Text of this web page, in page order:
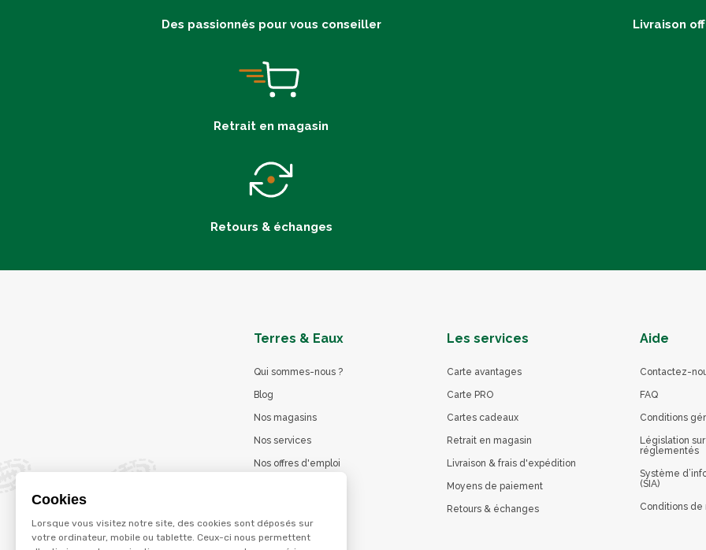
Cookies
Lorsque vous visitez notre site, des cookies sont déposés sur
votre ordinateur, mobile ou tablette. Ceux-ci nous permettent
Des passionnés pour vous conseiller Livraison
Retrait en magasin
Retours & échanges
Terres & Eaux
Qui sommes-nous ?
Blog
Nos magasins
Nos services
Nos offres d'emploi
La marque Terzéo
Les services
Carte avantages
Carte PRO
Cartes cadeaux
Retrait en magasin
Livraison & frais d'expédition
Moyens de paiement
Retours & échanges
Aide
Contactez-
FAQ
Conditions
Législation
réglementés
Système
(SIA)
Conditions de